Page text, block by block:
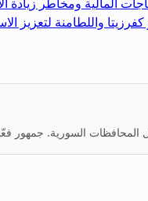
المالية ومخاطر زيادة
واللطامنة لتعزيز
السورية. جمهور